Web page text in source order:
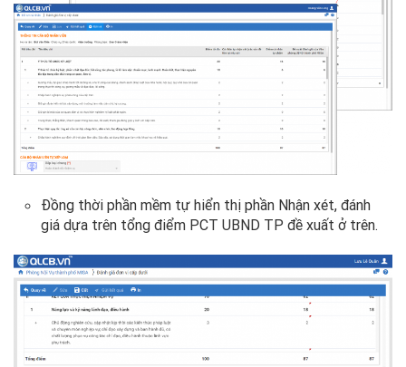
Đồng thời phần mềm tự hiển thị phần Nhận xét, đánh
giá dựa trên tổng điểm PCT UBND TP đề xuất ở trên.